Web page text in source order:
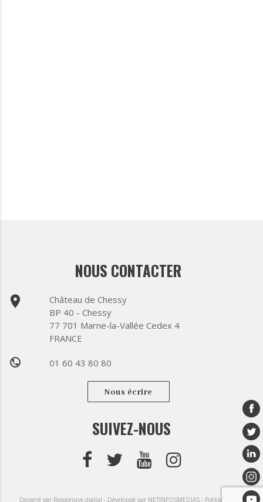
NOUS CONTACTER
place
Château de Chessy
BP 40 - Chessy
77 701 Marne-la-Vallée Cedex 4
FRANCE
phone 01 60 43 80 80
Nous écrire
SUIVEZ-NOUS
Designé par Responsive.digital - Développé par NETINFOSMEDIAS - Politique de